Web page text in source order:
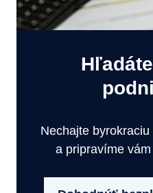
Nechajte
a pripravíme